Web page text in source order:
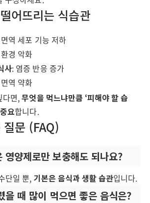
어뜨리는 식습관
역 세포 기능 저하
경 악화
사: 염증 반응 증가
역 약화
다면,무엇을 먹느냐만큼 ‘피해야 할 습
요합니다.
문 (FAQ)
영양제로만 보충해도 되나요?
단일 뿐, 기본은 음식과 생활 습관입니다.
을 때 많이 먹으면 좋은 음식은?